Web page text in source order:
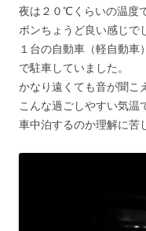
夜は２０℃くらいの温度
ボンちょうど良い感じで
１台の自動車（軽自動車
で駐車していました。
かなり遠くても音が聞こ
こんな過ごしやすい気温
車中泊するのか理解に苦